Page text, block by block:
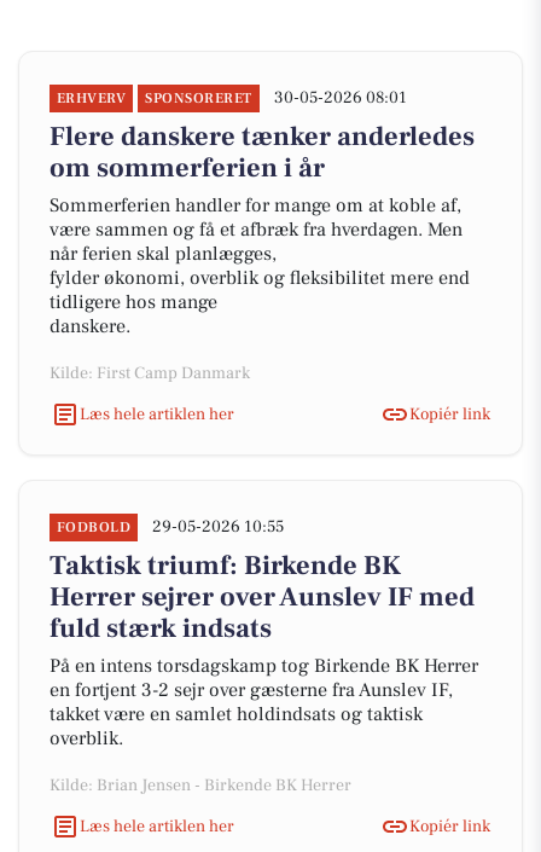
ERHVERV SPONSORERET 30-05-2026 08:01
Flere danskere tænker anderledes
om sommerferien i år
Sommerferien handler for mange om at koble af,
være sammen og få et afbræk fra hverdagen. Men
når ferien skal planlægges,
fylder økonomi, overblik og fleksibilitet mere end
tidligere hos mange
danskere.
Kilde: First Camp Danmark
Læs hele artiklen her
Kopiér link
FODBOLD 29-05-2026 10:55
Taktisk triumf: Birkende BK
Herrer sejrer over Aunslev IF med
fuld stærk indsats
På en intens torsdagskamp tog Birkende BK Herrer
en fortjent 3-2 sejr over gæsterne fra Aunslev IF,
takket være en samlet holdindsats og taktisk
overblik.
Kilde: Brian Jensen - Birkende BK Herrer
Læs hele artiklen her
Kopiér link